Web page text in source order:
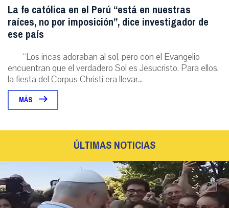
La fe católica en el Perú “está en nuestras
raíces, no por imposición”, dice investigador de
ese país
“Los incas adoraban al sol, pero con el Evangelio
encuentran que el verdadero Sol es Jesucristo. Para ellos,
la fiesta del Corpus Christi era llevar...
MÁS
ÚLTIMAS NOTICIAS